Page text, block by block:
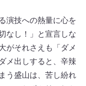
演技への熱量に心を
なし！」と宣言しな
がそれさえも「ダメ
メ出しすると、辛辣
う盛山は、苦し紛れ